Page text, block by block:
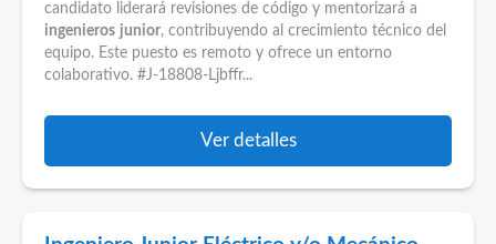
candidato liderará revisiones de código y mentorizará a
ingenieros junior, contribuyendo al crecimiento técnico del
equipo. Este puesto es remoto y ofrece un entorno
colaborativo. #J-18808-Ljbffr...
Ver detalles